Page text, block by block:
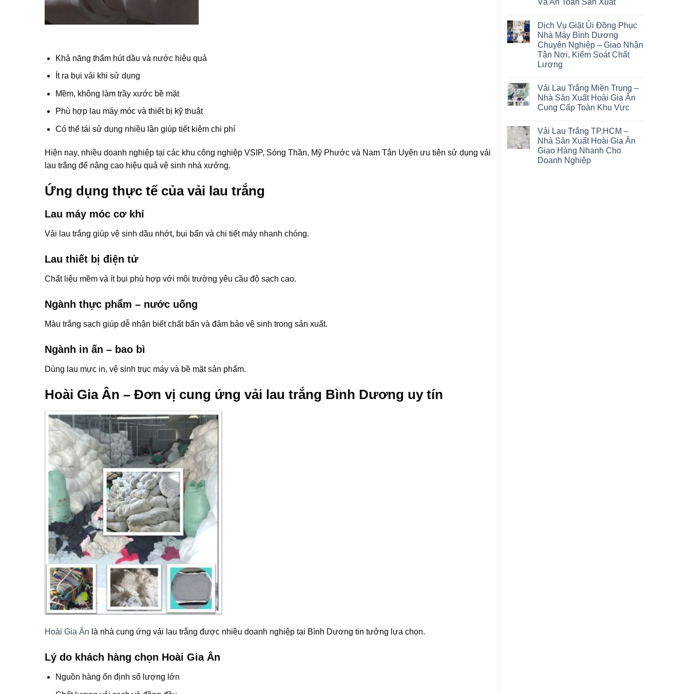
Khả năng thấm hút dầu và nước hiệu quả
Ít ra bụi vải khi sử dụng
Mềm, không làm trầy xước bề mặt
Phù hợp lau máy móc và thiết bị kỹ thuật
Có thể tái sử dụng nhiều lần giúp tiết kiệm chi phí
Hiện nay, nhiều doanh nghiệp tại các khu công nghiệp VSIP, Sóng Thần, Mỹ Phước và Nam Tân Uyên ưu tiên sử dụng vải
lau trắng để nâng cao hiệu quả vệ sinh nhà xưởng.
Ứng dụng thực tế của vải lau trắng
Lau máy móc cơ khí
Vải lau trắng giúp vệ sinh dầu nhớt, bụi bẩn và chi tiết máy nhanh chóng.
Lau thiết bị điện tử
Chất liệu mềm và ít bụi phù hợp với môi trường yêu cầu độ sạch cao.
Ngành thực phẩm – nước uống
Màu trắng sạch giúp dễ nhận biết chất bẩn và đảm bảo vệ sinh trong sản xuất.
Ngành in ấn – bao bì
Dùng lau mực in, vệ sinh trục máy và bề mặt sản phẩm.
Hoài Gia Ân – Đơn vị cung ứng vải lau trắng Bình Dương uy tín
Hoài Gia Ân là nhà cung ứng vải lau trắng được nhiều doanh nghiệp tại Bình Dương tin tưởng lựa chọn.
Lý do khách hàng chọn Hoài Gia Ân
Nguồn hàng ổn định số lượng lớn
Và An Toàn Sản Xuất
Dịch Vụ Giặt Ủi Đồng Phục
Nhà Máy Bình Dương
Chuyên Nghiệp – Giao Nhận
Tận Nơi, Kiểm Soát Chất
Lượng
Vải Lau Trắng Miền Trung –
Nhà Sản Xuất Hoài Gia Ân
Cung Cấp Toàn Khu Vực
Vải Lau Trắng TP.HCM –
Nhà Sản Xuất Hoài Gia Ân
Giao Hàng Nhanh Cho
Doanh Nghiệp